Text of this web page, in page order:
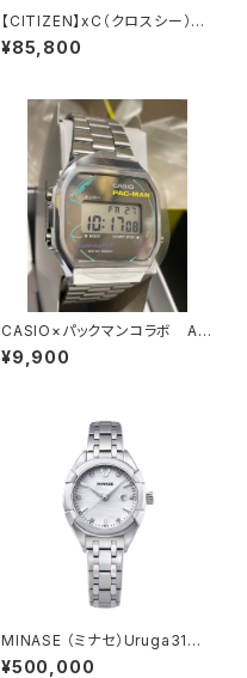
【CITIZEN】xC（クロスシー）EC
1165-51W
¥85,800
CASIO×パックマンコラボ A1
68WEPC-7AJR
¥9,900
MINASE （ミナセ）Uruga31レ
ディース自動巻き腕時計
¥500,000